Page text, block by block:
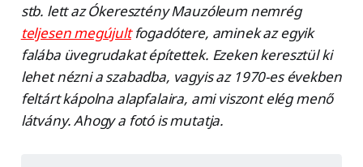
stb. lett az Ókeresztény Mauzóleum nemrég
teljesen megújultfogadótere, aminek az egyik
falába üvegrudakat építettek. Ezeken keresztül ki
lehet nézni a szabadba, vagyis az 1970-es években
feltárt kápolna alapfalaira, ami viszont elég menő
látvány. Ahogy a fotó is mutatja.